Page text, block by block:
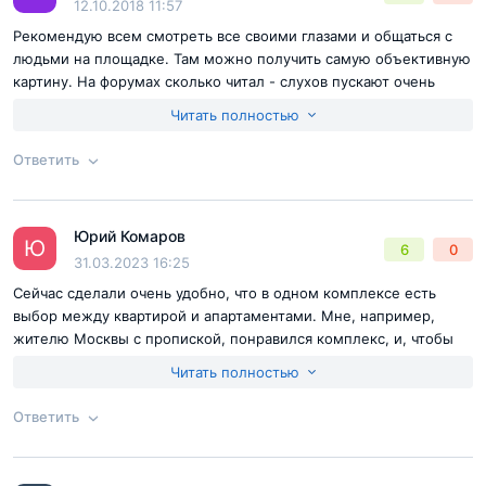
Согласен справилами публикациина сайте
Отправить комментарий
12.10.2018 11:57
Рекомендую всем смотреть все своими глазами и общаться с
людьми на площадке. Там можно получить самую объективную
картину. На форумах сколько читал - слухов пускают очень
Так как я был удивлен - на форуме писали, что у УК нет
лицензии - я приехал, они посмеялись и показали её. С этих
объекта ставлю 5 звезд!
Недостатки:На этапе осмотра и общения с менеджерами не
выявил. По приемке поговорил - вроде все ок у жильцов.
Читать полностью
Ответить
Ответ на отзыв
Согласен справилами публикациина сайте
Ю Юрий Комаров
31.03.2023 16:25
6 0
Сейчас сделали очень удобно, что в одном комплексе есть
выбор между квартирой и апартаментами. Мне, например,
жителю Москвы с пропиской, понравился комплекс, и, чтобы
Читать полностью
Ответить